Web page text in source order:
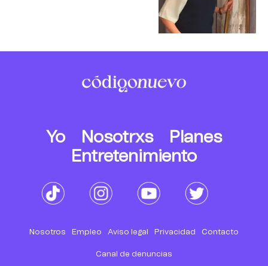
Yo Nosotrxs
Planes
Entretenimiento
Nosotros Empleo Aviso legal Privacidad Contacto
Canal de denuncias